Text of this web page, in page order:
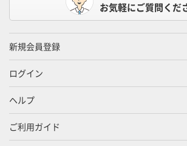
お気軽にご質問くだ
新規会員登録
ログイン
ヘルプ
ご利用ガイド